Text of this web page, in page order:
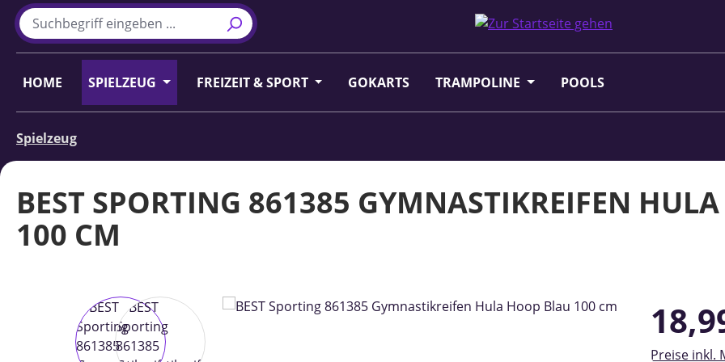
Hauptinhalt springen
Zur Suche springen
Zur Hauptnavigation springen
HOME SPIELZEUG FREIZEIT & SPORT GOKARTS TRAMPOLINE POOLS
Spielzeug
BEST SPORTING 861385 GYMNASTIKREIFEN
100 CM
Bildergalerie überspringen Regulärer
Preise inkl.